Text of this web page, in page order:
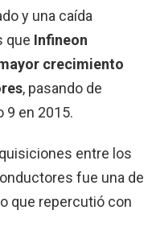
y una caída
que Infineon
crecimiento
, pasando de
9 en 2015.
entre los
fue una de
que repercutió con